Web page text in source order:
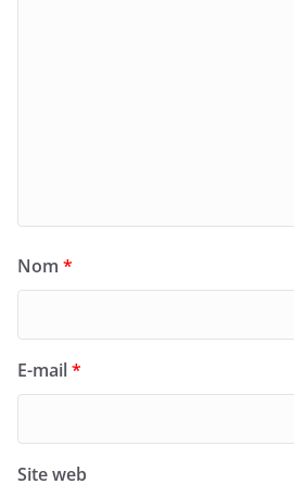
Nom *
E-mail*
Site web